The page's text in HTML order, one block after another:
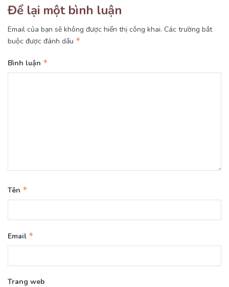
Để lại một bình luận
Email của bạn sẽ không được hiển thị công khai. Các trường bắt
buộc được đánh dấu *
Bình luận *
Tên *
Email *
Trang web